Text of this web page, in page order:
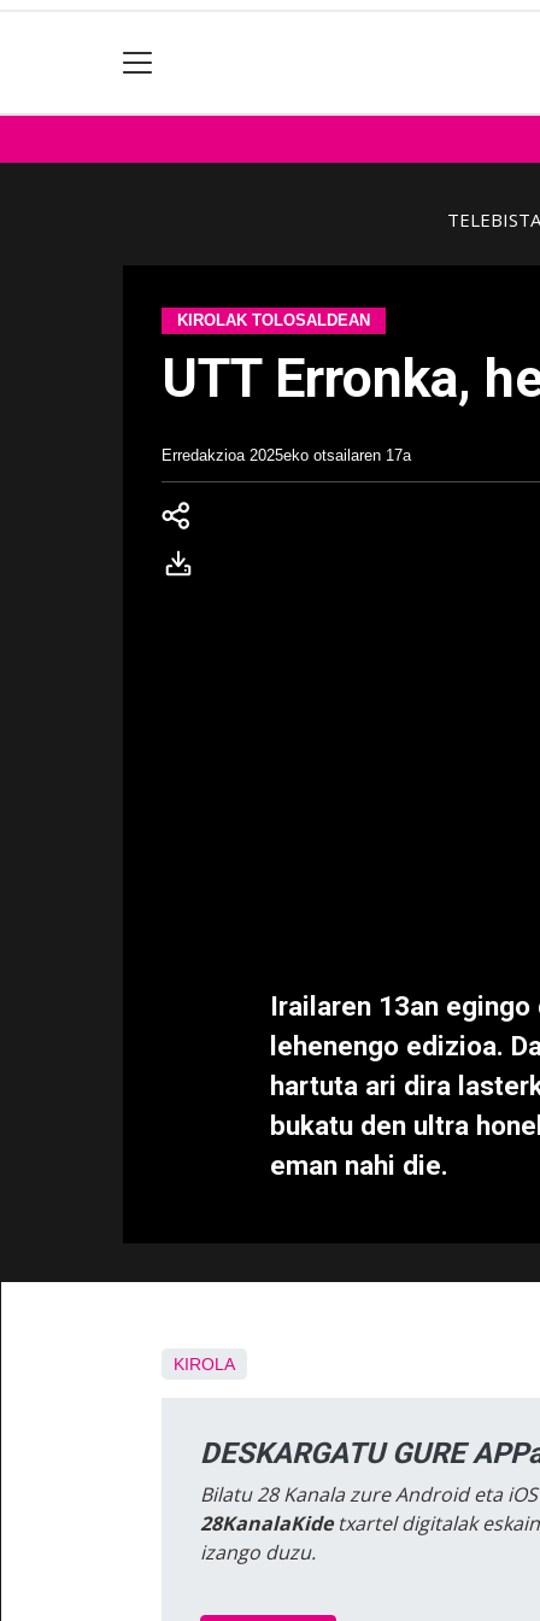
TELEBISTA
KIROLAK TOLOSALDEAN
UTT Erronka,
Erredakzioa 2025eko otsailaren 17a
Irailaren 13an
lehenengo edizioa.
hartuta ari dira
bukatu den ultra
eman nahi die.
KIROLA
DESKARGATU GURE
Bilatu 28 Kanala zure Android eta
28KanalaKidetxartel digitalak
izango duzu.